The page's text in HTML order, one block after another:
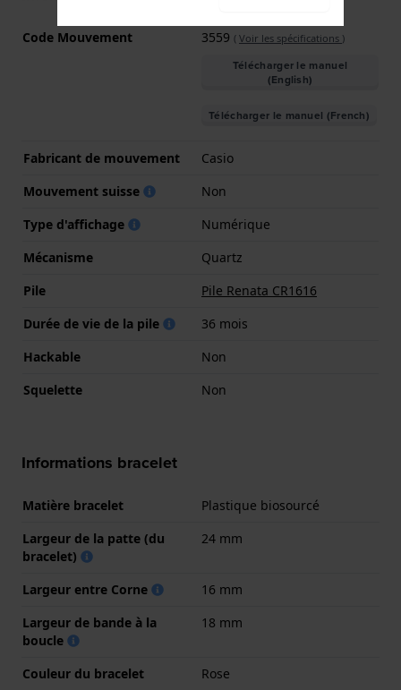
Code Mouvement 3559 ( Voir les spécifications )
Télécharger le manuel
(English)
Télécharger le manuel (French)
Fabricant de mouvement
Casio
Mouvement suisse
Non
Type d'affichage
Numérique
Mécanisme
Quartz
Pile
Pile Renata CR1616
Durée de vie de la pile
36 mois
Hackable
Non
Squelette
Non
Informations bracelet
Matière bracelet
Plastique biosourcé
Largeur de la patte (du
bracelet)
24 mm
Largeur entre Corne
16 mm
Largeur de bande à la
boucle
18 mm
Couleur du bracelet Rose